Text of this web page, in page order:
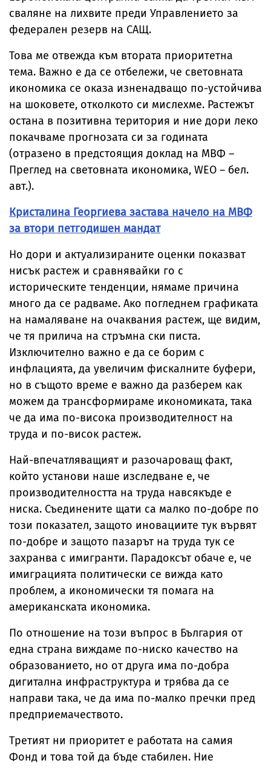
сваляне на лихвите преди Управлението за
федерален резерв на САЩ.
Това ме отвежда към втората приоритетна
тема. Важно е да се отбележи, че световната
икономика се оказа изненадващо по-устойчива
на шоковете, отколкото си мислехме. Растежът
остана в позитивна територия и ние дори леко
покачваме прогнозата си за годината
(отразено в предстоящия доклад на МВФ –
Преглед на световната икономика, WEO – бел.
авт.).
Кристалина Георгиева застава начело на МВФ
за втори петгодишен мандат
Но дори и актуализираните оценки показват
нисък растеж и сравнявайки го с
историческите тенденции, нямаме причина
много да се радваме. Ако погледнем графиката
на намаляване на очаквания растеж, ще видим,
че тя прилича на стръмна ски писта.
Изключително важно е да се борим с
инфлацията, да увеличим фискалните буфери,
но в същото време е важно да разберем как
можем да трансформираме икономиката, така
че да има по-висока производителност на
труда и по-висок растеж.
Най-впечатляващият и разочароващ факт,
който установи наше изследване е, че
производителността на труда навсякъде е
ниска. Съединените щати са малко по-добре по
този показател, защото иновациите тук вървят
по-добре и защото пазарът на труда тук се
захранва с имигранти. Парадоксът обаче е, че
имиграцията политически се вижда като
проблем, а икономически тя помага на
американската икономика.
По отношение на този въпрос в България от
една страна виждаме по-ниско качество на
образованието, но от друга има по-добра
дигитална инфраструктура и трябва да се
направи така, че да има по-малко пречки пред
предприемачеството.
Третият ни приоритет е работата на самия
Фонд и това той да бъде стабилен. Ние